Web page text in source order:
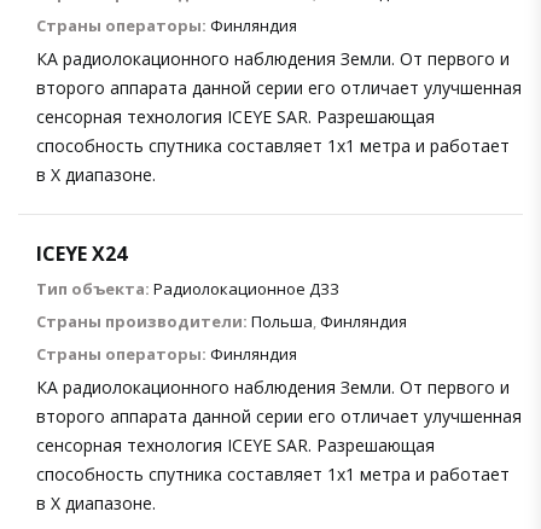
Страны операторы: Финляндия
КА радиолокационного наблюдения Земли. От первого и
второго аппарата данной серии его отличает улучшенная
сенсорная технология ICEYE SAR. Разрешающая
способность спутника составляет 1х1 метра и работает
в X диапазоне.
ICEYE X24
Тип объекта: Радиолокационное ДЗЗ
Страны производители: Польша,Финляндия
Страны операторы: Финляндия
КА радиолокационного наблюдения Земли. От первого и
второго аппарата данной серии его отличает улучшенная
сенсорная технология ICEYE SAR. Разрешающая
способность спутника составляет 1х1 метра и работает
в X диапазоне.